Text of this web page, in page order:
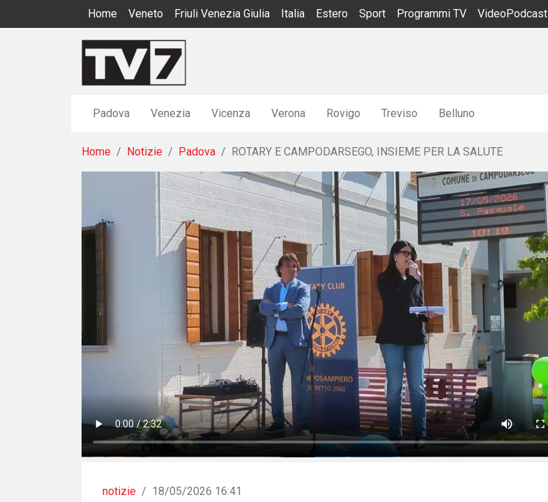
Home Veneto Friuli Venezia Giulia Italia Estero Sport Programmi TV VideoPodcast
Padova Venezia Vicenza Verona Rovigo Treviso Belluno
Home Notizie Padova ROTARY E CAMPODARSEGO, INSIEME PER LA SALUTE
notizie / 18/05/2026 16:41